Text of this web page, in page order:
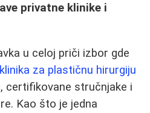
privatne klinike i
u celoj priči izbor gde
za plastičnu hirurgiju
certifikovane stručnjake i
Kao što je jedna